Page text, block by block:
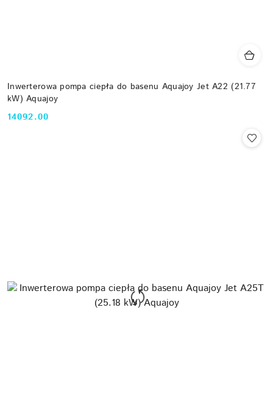
Inwerterowa pompa ciepła do basenu Aquajoy Jet A22 (21.77
kW) Aquajoy
Cena:
14092.00